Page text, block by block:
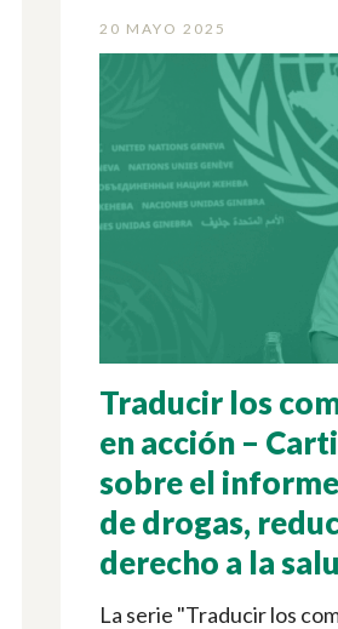
20 MAYO 2025
Traducir los
en acción –
sobre el
de drogas,
derecho a la
La serie "Traducir los